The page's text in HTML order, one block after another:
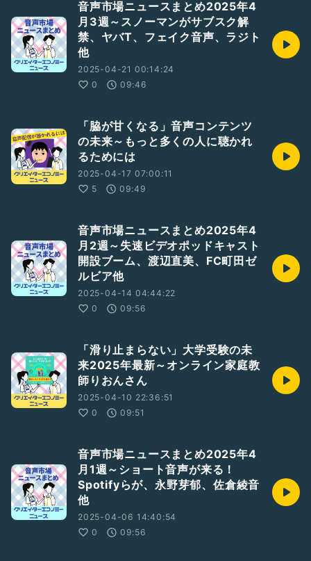
音声市場ニュースまとめ2025年4
月3週～スノーマンがサブスク解
禁、ヤバT、フェイク音声、ラジト
他
2025-04-21 00:14:24
0
09:46
「脇が甘くなる」音声コンテンツ
の未来～もっと多くの人に聴かれ
るためには
2025-04-17 07:00:11
5
09:49
音声市場ニュースまとめ2025年4
月2週～失速ビデオポッドキャスト
開設ブーム、渡辺直美、FC町田ゼ
ルビア他
2025-04-14 04:44:22
0
09:56
「滑り止まらない」大学受験の未
来2025年最新～オンライン家庭教
師りおんさん
2025-04-10 22:36:51
0
09:51
音声市場ニュースまとめ2025年4
月1週～ショート音声が来る！
Spotifyらが、永野芽郁、佐倉綾音
他
2025-04-06 14:40:54
0
09:56